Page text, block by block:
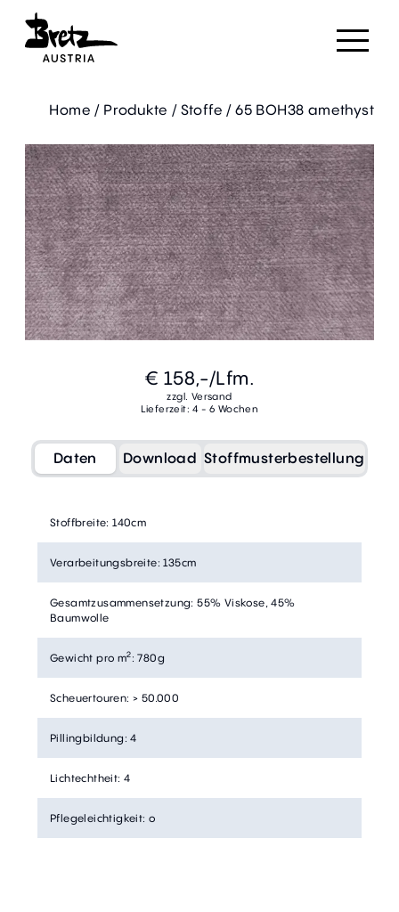
Home / Produkte / Stoffe /65 BOH38 amethyst
€ 158,-/Lfm.
zzgl. Versand
Lieferzeit: 4 - 6 Wochen
Daten Download Stoffmusterbestellung
Stoffbreite: 140cm
Verarbeitungsbreite: 135cm
Gesamtzusammensetzung: 55% Viskose, 45%
Baumwolle
Gewicht pro m2: 780g
Scheuertouren: > 50.000
Pillingbildung: 4
Lichtechtheit: 4
Pflegeleichtigkeit: o